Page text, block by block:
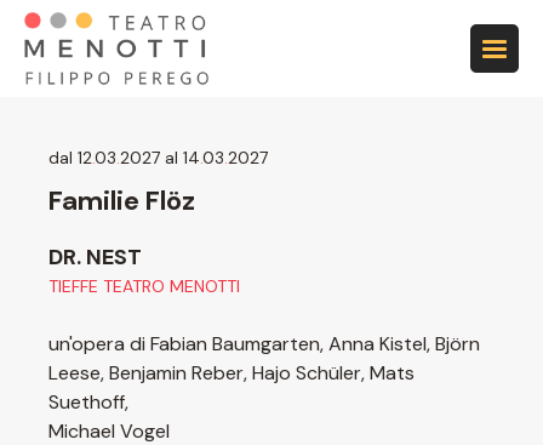
dal 12.03.2027 al 14.03.2027
Familie Flöz
DR. NEST
TIEFFE TEATRO MENOTTI
un'opera di Fabian Baumgarten, Anna Kistel, Björn
Leese, Benjamin Reber, Hajo Schüler, Mats
Suethoff,
Michael Vogel